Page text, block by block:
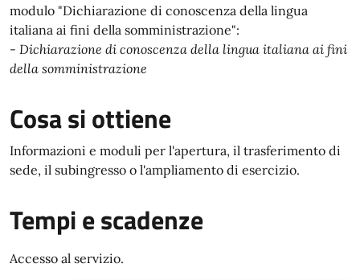
modulo "Dichiarazione di conoscenza della lingua
italiana ai fini della somministrazione":
- Dichiarazione di conoscenza della lingua italiana ai fini
della somministrazione
Cosa si ottiene
Informazioni e moduli per l'apertura, il trasferimento di
sede, il subingresso o l'ampliamento di esercizio.
Tempi e scadenze
Accesso al servizio.